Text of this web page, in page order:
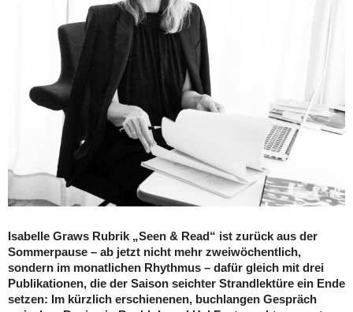
Isabelle Graws Rubrik „Seen & Read“ ist zurück aus der
Sommerpause – ab jetzt nicht mehr zweiwöchentlich,
sondern im monatlichen Rhythmus – dafür gleich mit drei
Publikationen, die der Saison seichter Strandlektüre ein Ende
setzen: Im kürzlich erschienenen, buchlangen Gespräch